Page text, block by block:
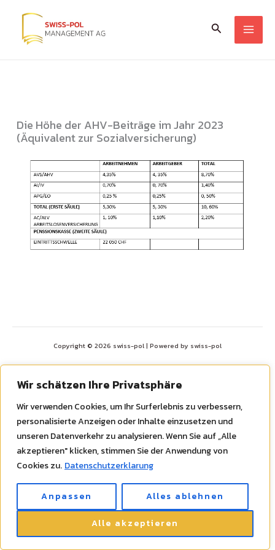
Wir schätzen Ihre Privatsphäre
Wir verwenden Cookies, um Ihr Surferlebnis zu verbessern,
personalisierte Anzeigen oder Inhalte einzusetzen und
unseren Datenverkehr zu analysieren. Wenn Sie auf „Alle
akzeptieren" klicken, stimmen Sie der Anwendung von
Cookies zu. Datenschutzerklarung
Anpassen Alles ablehnen
Alle akzeptieren
springen
Suchen
Die Höhe der AHV-Beiträge im Jahr 2023
(Äquivalent zur Sozialversicherung)
Copyright © 2026 swiss-pol | Powered by swiss-pol